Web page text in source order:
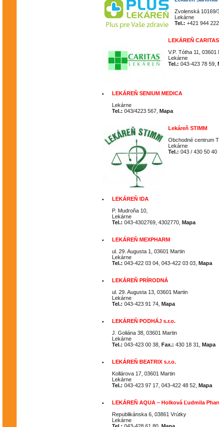
Zvolenská 10169/
Lekárne
Tel.: +421 944
LEKÁREŇ CARITAS
V.P. Tótha 11, 03601
Lekárne
Tel.: 043-423 78 59,
LEKÁREŇ SENIUM MEDICA
Lekárne
Tel.: 043/4223 567, Mapa
Lekáreň STIMM
Obchodné centrum
Lekárne
Tel.: 043 / 430 50
LEKÁREŇ IDA
P. Mudroňa 10,
Lekárne
Tel.: 043-4302769, 4302770, Mapa
LEKÁREŇ MEXPHARM
ul. 29. Augusta 1, 03601 Martin
Lekárne
Tel.: 043-422 03 04, 043-422 03 03, Mapa
LEKÁREŇ PRÍRODNÁ
ul. 29. Augusta 13, 03601 Martin
Lekárne
Tel.: 043-423 91 74, Mapa
LEKÁREŇ PODHÁJ s.r.o.
J. Goliána 38, 03601 Martin
Lekárne
Tel.: 043-423 00 38, Fax.: 430 18 31, Mapa
LEKÁREŇ BEATRIX s.r.o.
Kollárova 17, 03601 Martin
Lekárne
Tel.: 043-423 97 17, 043-422 48 52, Mapa
LEKÁREŇ AQUA – Holková Ľudmila
Republikánska 6, 03861 Vrútky
Lekárne